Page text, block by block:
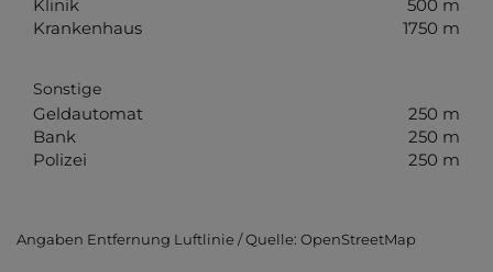
Klinik
500 m
Krankenhaus
1750 m
Sonstige
Geldautomat
250 m
Bank
250 m
Polizei
250 m
Angaben Entfernung Luftlinie / Quelle: OpenStreetMap